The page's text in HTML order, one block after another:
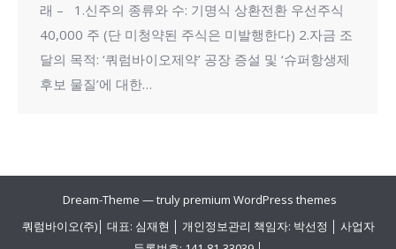
래 – 1.신주의 종류와 수: 기명식 상환전환 우선주식
40,000 주 (단 미청약된 주식은 미발행한다) 2.자금 조
달의 목적: ‘쿼럼바이오제약’ 공장 증설 및 ‘슈퍼항생제
후보 물질’에 대한…
Dream-Theme — trulypremium WordPress themes
쿼럼바이오(주)│ 대표: 심재현 │ 개인정보관리 책임자: 박선정 │ 사업자